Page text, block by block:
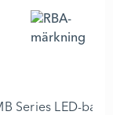
Series LED-